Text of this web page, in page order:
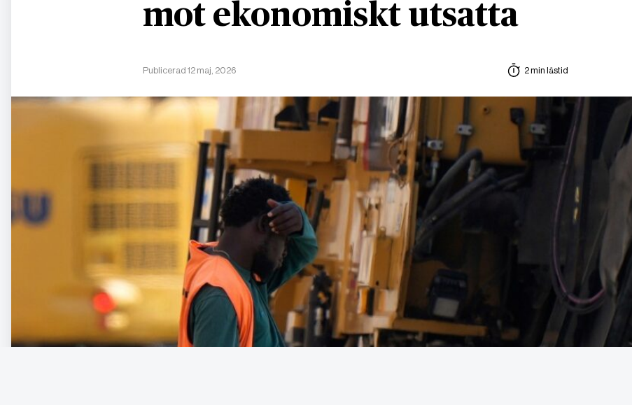
mot ekonomiskt utsatta
Publicerad 12 maj, 2026 2 min lästid